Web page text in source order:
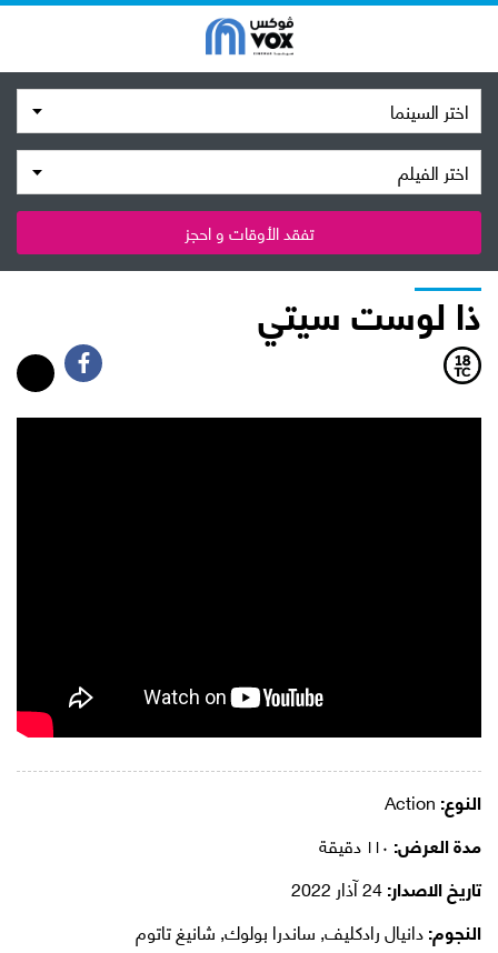
اختر السينما
اختر الفيلم
تفقد الأوقات و احجز
ذا لوست سيتي
النوع:
مدة العرض:
تاريخ الاصدار:
النجوم:دانيال رادكليف, ساندرا بولوك, شانيغ تاتوم